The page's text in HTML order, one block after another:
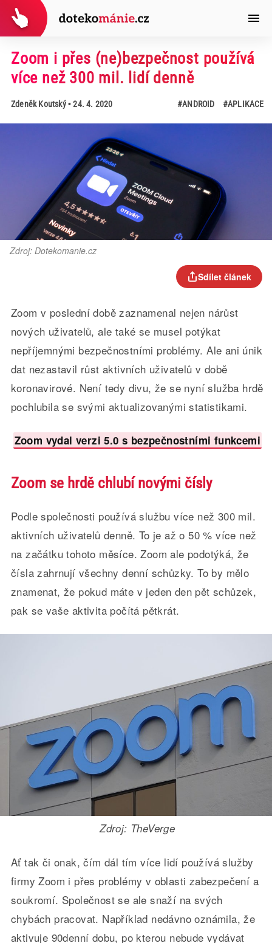
Zoom i přes (ne)bezpečnost používá
více než 300 mil. lidí denně
Zdeněk Koutský• 24. 4. 2020 #ANDROID #APLIKACE
Zdroj: Dotekomanie.cz
Sdílet článek
Zoom v poslední době zaznamenal nejen nárůst
nových uživatelů, ale také se musel potýkat
nepříjemnými bezpečnostními problémy. Ale ani únik
dat nezastavil růst aktivních uživatelů v době
koronavirové. Není tedy divu, že se nyní služba hrdě
pochlubila se svými aktualizovanými statistikami.
Zoom vydal verzi 5.0 s bezpečnostními funkcemi
Zoom se hrdě chlubí novými čísly
Podle společnosti používá službu více než 300 mil.
aktivních uživatelů denně. To je až o 50 % více než
na začátku tohoto měsíce. Zoom ale podotýká, že
čísla zahrnují všechny denní schůzky. To by mělo
znamenat, že pokud máte v jeden den pět schůzek,
pak se vaše aktivita počítá pětkrát.
Zdroj: TheVerge
Ať tak či onak, čím dál tím více lidí používá služby
firmy Zoom i přes problémy v oblasti zabezpečení a
soukromí. Společnost se ale snaží na svých
chybách pracovat. Například nedávno oznámila, že
aktivuje 90denní dobu, po kterou nebude vydávat